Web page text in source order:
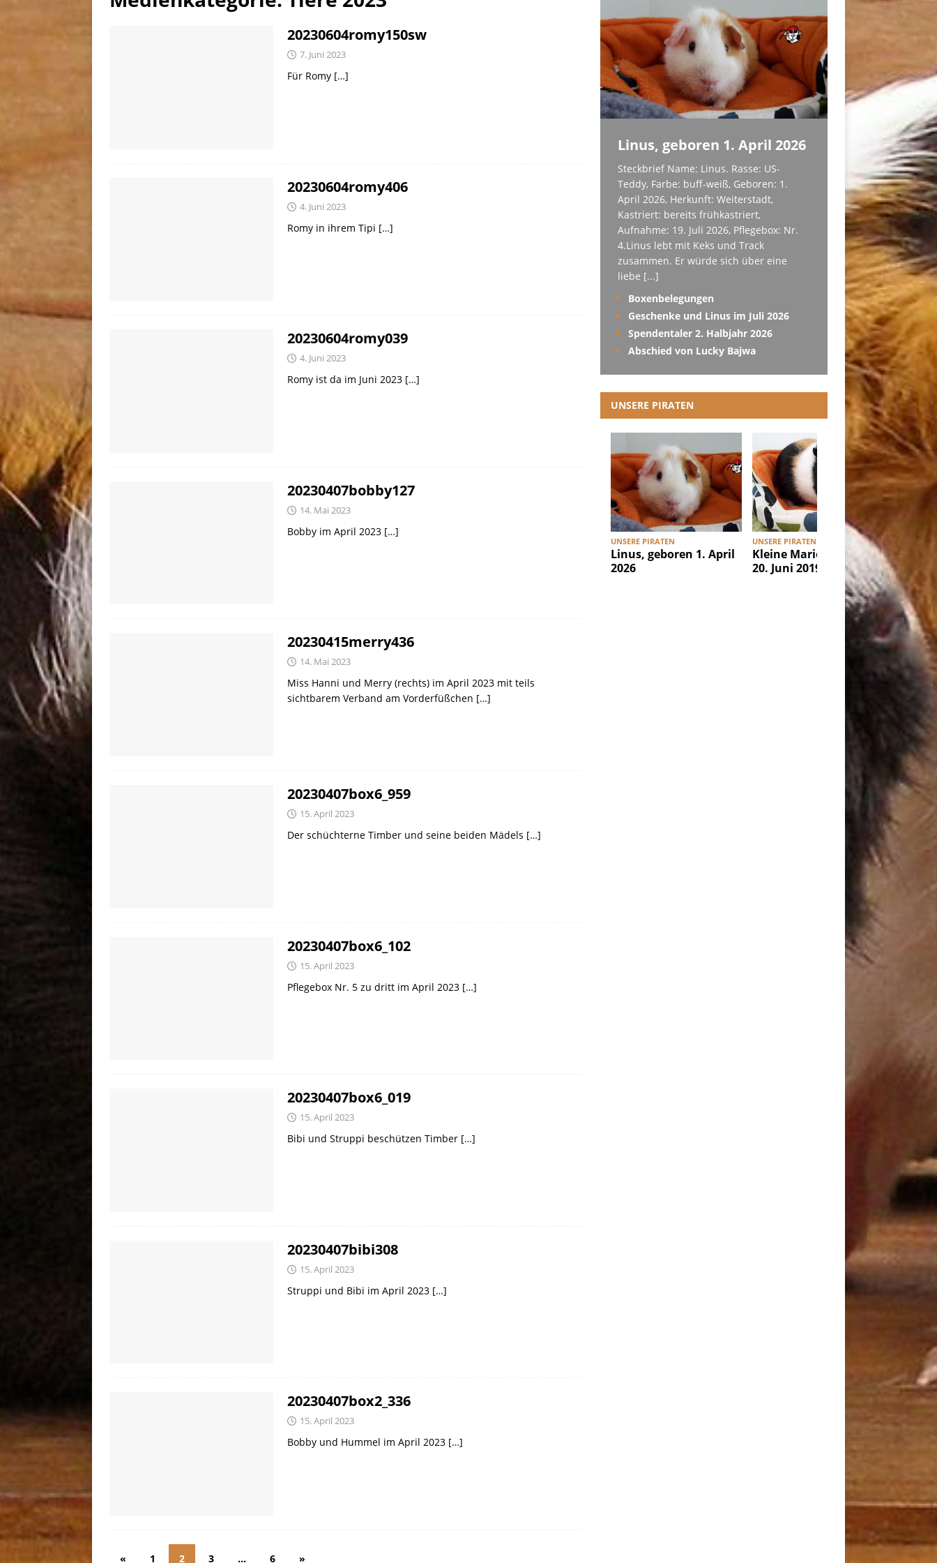
[ 30. Juli 2026 ]
20230604romy150sw
7. Juni 2023
Für Romy […]
20230604romy406
4. Juni 2023
Romy in ihrem Tipi […]
20230604romy039
4. Juni 2023
Romy ist da im Juni 2023 […]
20230407bobby127
14. Mai 2023
Bobby im April 2023 […]
20230415merry436
14. Mai 2023
Miss Hanni und Merry (rechts) im April 2023 mit teils
sichtbarem Verband am Vorderfüßchen […]
20230407box6_959
15. April 2023
Der schüchterne Timber und seine beiden Mädels […]
20230407box6_102
15. April 2023
Pflegebox Nr. 5 zu dritt im April 2023 […]
20230407box6_019
15. April 2023
Bibi und Struppi beschützen Timber […]
20230407bibi308
15. April 2023
Struppi und Bibi im April 2023 […]
20230407box2_336
15. April 2023
Bobby und Hummel im April 2023 […]
« 1 2 3 … 6 »
Linus, geboren 1. April 2026
Steckbrief Name: Linus. Rasse: US-
Teddy, Farbe: buff-weiß, Geboren: 1.
April 2026, Herkunft: Weiterstadt,
Kastriert: bereits frühkastriert,
Aufnahme: 19. Juli 2026, Pflegebox: Nr.
4.Linus lebt mit Keks und Track
zusammen. Er würde sich über eine
liebe [...]
Boxenbelegungen
Geschenke und Linus im Juli 2026
Spendentaler 2. Halbjahr 2026
Abschied von Lucky Bajwa
UNSERE PIRATEN
UNSERE PIRATEN
Linus, geboren 1. April
2026
UNSERE PIRATEN
Kleine Marie, geboren
20. Juni 2019
UNSERE
Ibiza,